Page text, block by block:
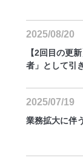
2025/08/20
【2回目の更
者」として引
2025/07/19
業務拡大に伴